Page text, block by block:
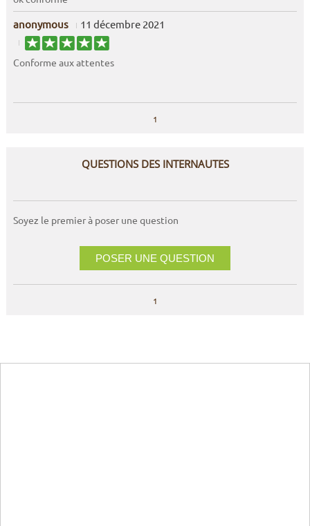
anonymous 11 décembre 2021
Conforme aux attentes
1
QUESTIONS DES INTERNAUTES
Soyez le premier à poser une question
POSER UNE QUESTION
1